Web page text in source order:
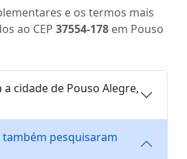
e os termos mais
ao CEP 37554-178 em Pouso
cidade de Pouso Alegre,
pesquisaram